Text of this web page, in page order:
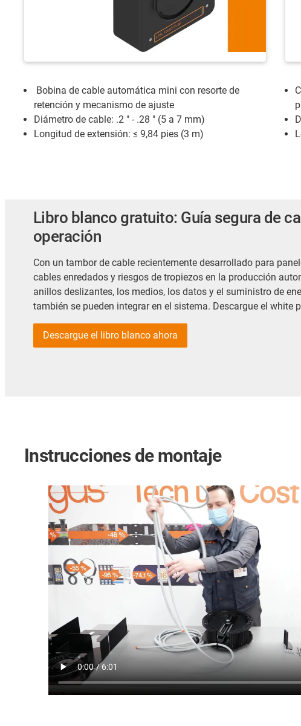
Bobina de cable automática mini con resorte de
retención y mecanismo de ajuste
Diámetro de cable: .2 " - .28 " (5 a 7 mm)
Longitud de extensión: ≤ 9,84 pies (3 m)
Libro blanco gratuito: Guía segura de
operación
Con un tambor de cable recientemente desarrollado para
cables enredados y riesgos de tropiezos en la producción
anillos deslizantes, los medios, los datos y el suministro de
también se pueden integrar en el sistema. Descargue el white
Descargue el libro blanco ahora
Instrucciones de montaje